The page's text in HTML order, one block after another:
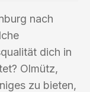
nach
dich in
Olmütz,
zu bieten,